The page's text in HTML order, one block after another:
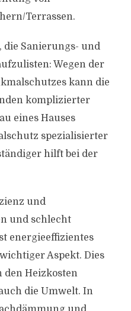
Terrassen.
die Sanierungs- und
Wegen der
kann die
komplizierter
eines Hauses
spezialisierter
hilft bei der
und
und schlecht
energieeffizientes
Aspekt. Dies
Heizkosten
die Umwelt. In